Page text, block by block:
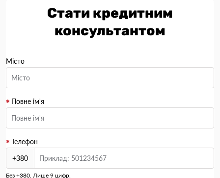
Стати кредитним
консультантом
Місто
Повне ім'я
Телефон
+380
Без +380. Лише 9 цифр.